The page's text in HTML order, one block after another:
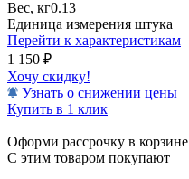
Вес, кг0.13
Единица измерения штука
Перейти к характеристикам
1 150 ₽
Хочу скидку!
Узнать о снижении цены
Купить в 1 клик
Оформи рассрочку в корзине
С этим товаром покупают